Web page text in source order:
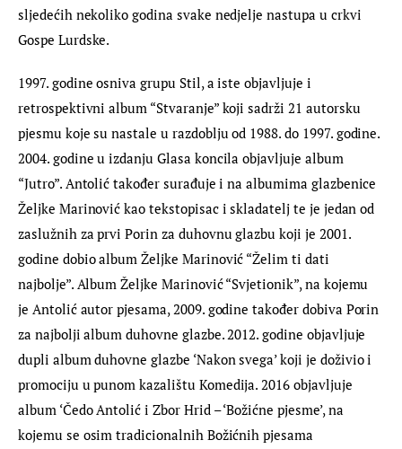
sljedećih nekoliko godina svake nedjelje nastupa u crkvi
Gospe Lurdske.
1997. godine osniva grupu Stil, a iste objavljuje i
retrospektivni album “Stvaranje” koji sadrži 21 autorsku
pjesmu koje su nastale u razdoblju od 1988. do 1997. godine.
2004. godine u izdanju Glasa koncila objavljuje album
“Jutro”. Antolić također surađuje i na albumima glazbenice
Željke Marinović kao tekstopisac i skladatelj te je jedan od
zaslužnih za prvi Porin za duhovnu glazbu koji je 2001.
godine dobio album Željke Marinović “Želim ti dati
najbolje”. Album Željke Marinović “Svjetionik”, na kojemu
je Antolić autor pjesama, 2009. godine također dobiva Porin
za najbolji album duhovne glazbe. 2012. godine objavljuje
dupli album duhovne glazbe ‘Nakon svega’ koji je doživio i
promociju u punom kazalištu Komedija. 2016 objavljuje
album ‘Čedo Antolić i Zbor Hrid – ‘Božićne pjesme’, na
kojemu se osim tradicionalnih Božićnih pjesama